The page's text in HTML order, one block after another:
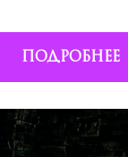
ПОДРОБНЕЕ